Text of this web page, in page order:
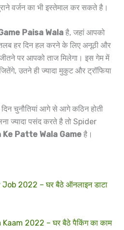
वर्जन का भी इस्तेमाल कर सकते है।
Paisa Wala है, जहां आपको
हर दिन हल करने के लिए अनूठी और
पर आपको ताज मिलेगा। इस गेम में
उतने ही ज्यादा मुकुट और ट्रॉफिया
चुनौतियां आगे से आगे कठिन होती
ज्यादा पसंद करते है तो Spider
Ke Patte Wala Game है।
2022 – घर बैठे ऑनलाइन डाटा
2022 – घर बैठे पैकिंग का काम